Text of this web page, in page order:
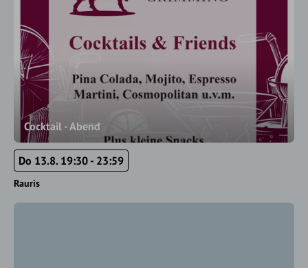
Cocktail - Abend
Do 13.8. 19:30 - 23:59
Rauris